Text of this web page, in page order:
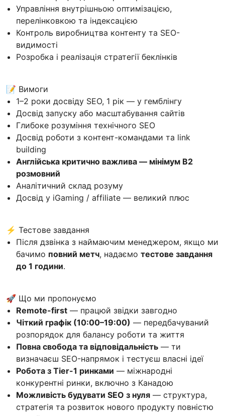
Управління внутрішньою оптимізацією,
перелінковкою та індексацією
Контроль виробництва контенту та SEO-
видимості
Розробка і реалізація стратегії беклінків
📝 Вимоги
1–2 роки досвіду SEO, 1 рік — у гемблінгу
Досвід запуску або масштабування сайтів
Глибоке розуміння технічного SEO
Досвід роботи з контент-командами та link
building
Англійська критично важлива — мінімум B2
розмовний
Аналітичний склад розуму
Досвід у iGaming / affiliate — великий плюс
⚡ Тестове завдання
Після дзвінка з наймаючим менеджером, якщо ми
бачимо повний метч, надаємо тестове завдання
до 1 години.
🚀 Що ми пропонуємо
Remote-first — працюй звідки завгодно
Чіткий графік (10:00–19:00) — передбачуваний
розпорядок для балансу роботи та життя
Повна свобода та відповідальність — ти
визначаєш SEO-напрямок і тестуєш власні ідеї
Робота з Tier-1 ринками — міжнародні
конкурентні ринки, включно з Канадою
Можливість будувати SEO з нуля — структура,
стратегія та розвиток нового продукту повністю